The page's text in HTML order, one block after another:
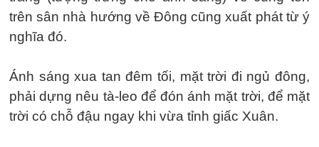
trên sân nhà hướng về Đông cũng xuất phát từ ý
nghĩa đó.
Ánh sáng xua tan đêm tối, mặt trời đi ngủ đông,
phải dựng nêu tà-leo để đón ánh mặt trời, để mặt
trời có chỗ đậu ngay khi vừa tỉnh giấc Xuân.